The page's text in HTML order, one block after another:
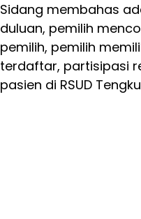
Sidang membahas
duluan, pemilih
pemilih, pemilih
terdaftar, partisipasi
pasien di RSUD